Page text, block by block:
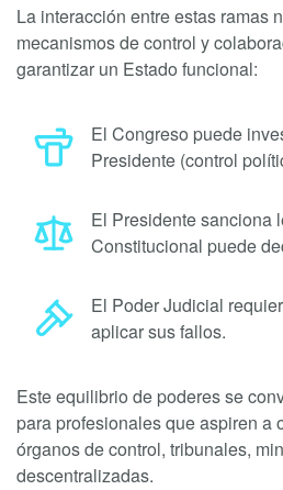
La interacción entre estas ramas
mecanismos de control y
garantizar un Estado funcional:
El Congreso puede
Presidente (control
El Presidente sanciona
Constitucional puede
El Poder Judicial
aplicar sus fallos.
Este equilibrio de poderes se
para profesionales que aspiren a
órganos de control, tribunales,
descentralizadas.